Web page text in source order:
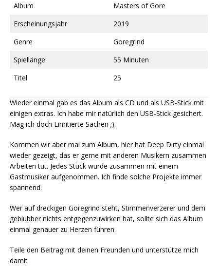
Album
Masters of Gore
Erscheinungsjahr
2019
Genre
Goregrind
Spiellänge
55 Minuten
Titel
25
Wieder einmal gab es das Album als CD und als USB-Stick mit
einigen extras. Ich habe mir natürlich den USB-Stick gesichert.
Mag ich doch Limitierte Sachen ;).
Kommen wir aber mal zum Album, hier hat Deep Dirty einmal
wieder gezeigt, das er gerne mit anderen Musikern zusammen
Arbeiten tut. Jedes Stück wurde zusammen mit einem
Gastmusiker aufgenommen. Ich finde solche Projekte immer
spannend.
Wer auf dreckigen Goregrind steht, Stimmenverzerer und dem
geblubber nichts entgegenzuwirken hat, sollte sich das Album
einmal genauer zu Herzen führen.
Teile den Beitrag mit deinen Freunden und unterstütze mich
damit